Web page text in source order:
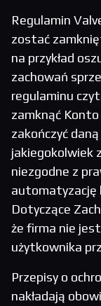
Regulamin
zostać
na przykład
zachowań
regulaminu
zamknąć
zakończyć
jakiegokolwiek
niezgodne z
automatyzację
Dotyczące
że firma nie
użytkownika
Przepisy o
nakładają